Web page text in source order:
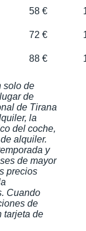
58 €
72 €
88 €
solo de
de
de Tirana
la
del coche,
alquiler.
y
de mayor
precios
Cuando
de
tarjeta de